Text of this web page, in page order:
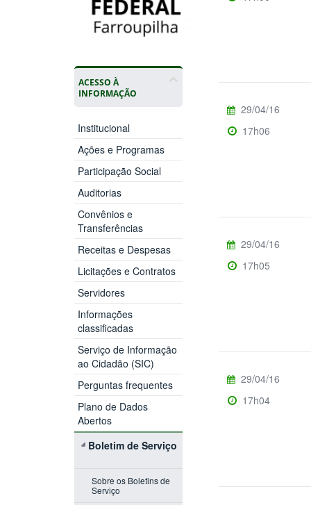
ACESSO À
INFORMAÇÃO
Institucional
Ações e Programas
Participação Social
Auditorias
Convênios e
Transferências
Receitas e Despesas
Licitações e Contratos
Servidores
Informações
classificadas
Serviço de Informação
ao Cidadão (SIC)
Perguntas frequentes
Plano de Dados
Abertos
Boletim de Serviço
Sobre os Boletins de
Serviço
29/04/16
17h06
29/04/16
17h05
29/04/16
17h04